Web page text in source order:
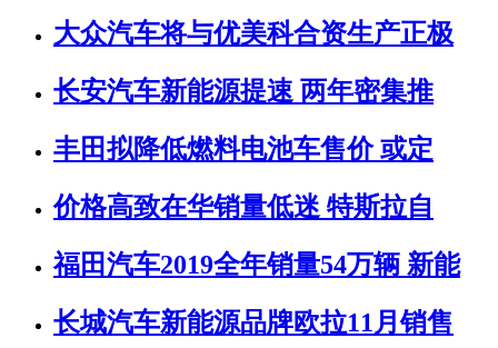
大众汽车将与优美科合资生产正极
长安汽车新能源提速 两年密集推
丰田拟降低燃料电池车售价 或定
价格高致在华销量低迷 特斯拉自
福田汽车2019全年销量54万辆 新能
长城汽车新能源品牌欧拉11月销售